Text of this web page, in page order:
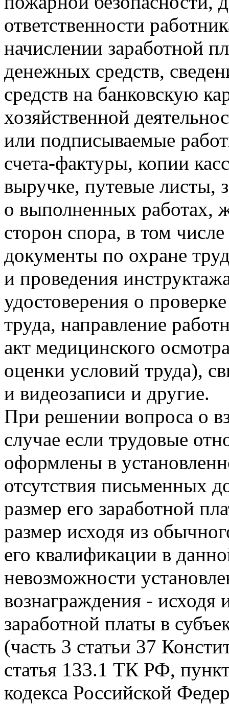
ответственности
начислении заработной
денежных средств,
средств на банковскую
хозяйственной
или подписываемые
счета-фактуры, копии
выручке, путевые листы,
о выполненных работах,
сторон спора, в том
документы по охране
и проведения
удостоверения о
труда, направление
акт медицинского
оценки условий труда),
и видеозаписи и другие.
При решении вопроса о
случае если трудовые
оформлены в
отсутствия письменных
размер его заработной
размер исходя из
его квалификации в
невозможности
вознаграждения - исходя
заработной платы в
(часть 3 статьи 37
статья 133.1 ТК РФ,
кодекса Российской